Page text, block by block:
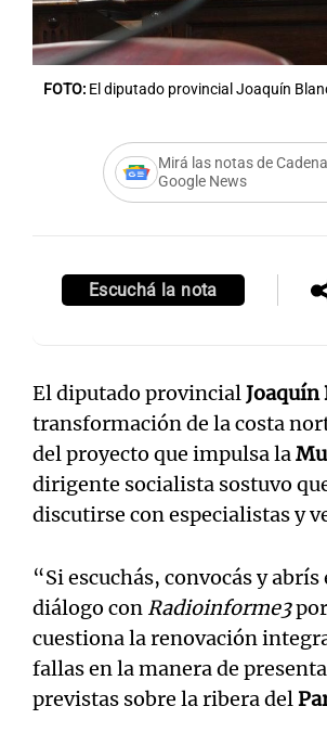
FOTO: El diputado provincial Joaquín
Mirá las notas de
Google News
Escuchá la nota
El diputado provincial Joaquín
transformación de la costa
del proyecto que impulsa la
dirigente socialista sostuvo
discutirse con especialistas y
“Si escuchás, convocás y
diálogo con Radioinforme3por
cuestiona la renovación
fallas en la manera de
previstas sobre la ribera del